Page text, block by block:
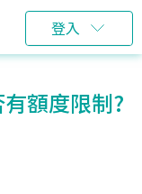
登入
有額度限制?